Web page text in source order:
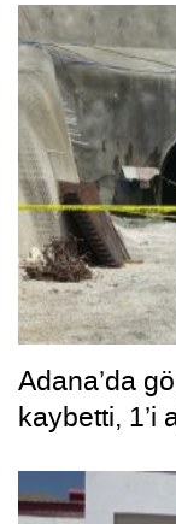
Adana’da
kaybetti, 1’i